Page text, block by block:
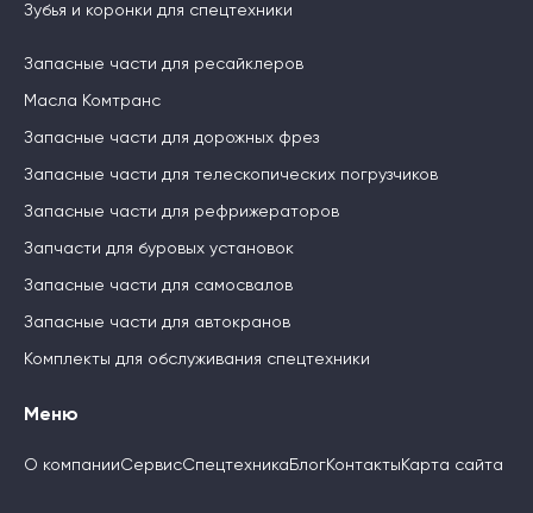
Зубья и коронки для спецтехники
Запасные части для ресайклеров
Масла Комтранс
Запасные части для дорожных фрез
Запасные части для телескопических погрузчиков
Запасные части для рефрижераторов
Запчасти для буровых установок
Запасные части для самосвалов
Запасные части для автокранов
Комплекты для обслуживания спецтехники
Меню
О компанииСервисСпецтехника БлогКонтакты Карта сайта